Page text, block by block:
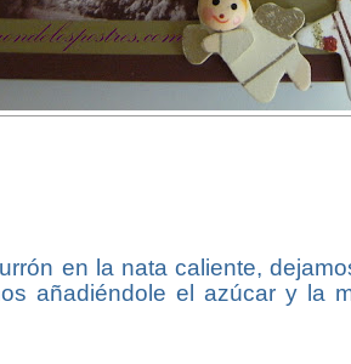
en la nata caliente,
añadiéndole el azúcar y la